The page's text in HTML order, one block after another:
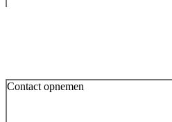
Contact opnemen